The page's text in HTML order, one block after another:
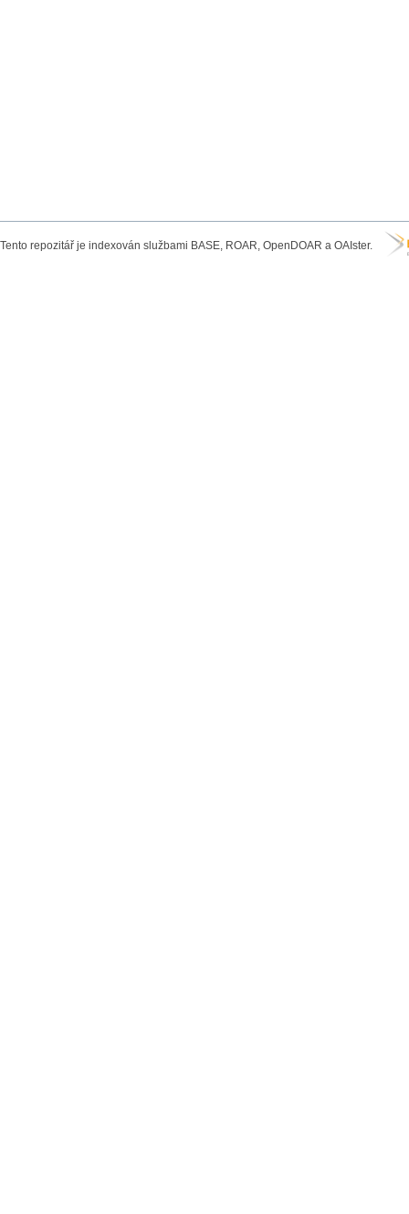
Tento repozitář je indexován službami BASE, ROAR, OpenDOAR a OAIster.